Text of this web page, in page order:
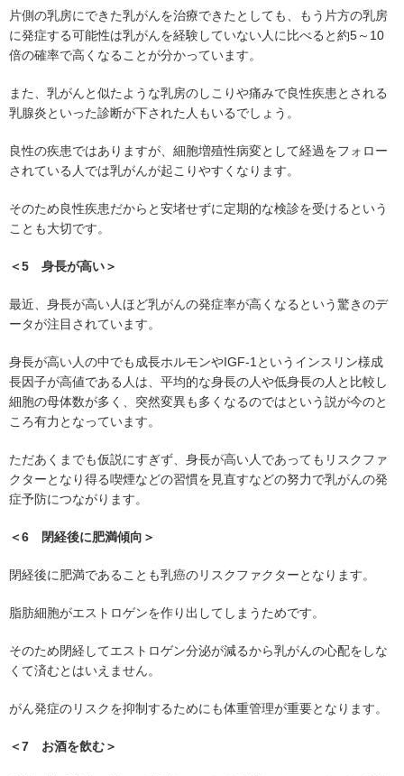
片側の乳房にできた乳がんを治療できたとしても、もう片方の乳房
に発症する可能性は乳がんを経験していない人に比べると約5～10
倍の確率で高くなることが分かっています。
また、乳がんと似たような乳房のしこりや痛みで良性疾患とされる
乳腺炎といった診断が下された人もいるでしょう。
良性の疾患ではありますが、細胞増殖性病変として経過をフォロー
されている人では乳がんが起こりやすくなります。
そのため良性疾患だからと安堵せずに定期的な検診を受けるという
ことも大切です。
＜5 身長が高い＞
最近、身長が高い人ほど乳がんの発症率が高くなるという驚きのデ
ータが注目されています。
身長が高い人の中でも成長ホルモンやIGF-1というインスリン様成
長因子が高値である人は、平均的な身長の人や低身長の人と比較し
細胞の母体数が多く、突然変異も多くなるのではという説が今のと
ころ有力となっています。
ただあくまでも仮説にすぎず、身長が高い人であってもリスクファ
クターとなり得る喫煙などの習慣を見直すなどの努力で乳がんの発
症予防につながります。
＜6 閉経後に肥満傾向＞
閉経後に肥満であることも乳癌のリスクファクターとなります。
脂肪細胞がエストロゲンを作り出してしまうためです。
そのため閉経してエストロゲン分泌が減るから乳がんの心配をしな
くて済むとはいえません。
がん発症のリスクを抑制するためにも体重管理が重要となります。
＜7 お酒を飲む＞